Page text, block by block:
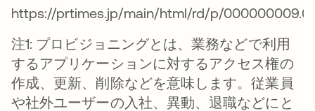
https://prtimes.jp/main/html/rd/p/
注1: プロビジョニングとは、業務などで利用
するアプリケーションに対するアクセス権の
作成、更新、削除などを意味します。従業員
や社外ユーザーの入社、異動、退職などにと